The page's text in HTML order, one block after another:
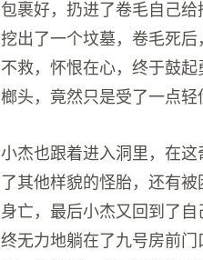
包裹好，扔进了卷毛自己
挖出了一个坟墓，卷毛死
不救，怀恨在心，终于鼓
榔头，竟然只是受了一点轻
小杰也跟着进入洞里，在这
了其他样貌的怪胎，还有
身亡，最后小杰又回到了
终无力地躺在了九号房前